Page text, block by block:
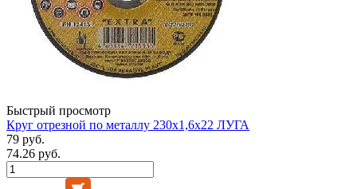
Быстрый просмотр
Круг отрезной по металлу 230х1,6х22 ЛУГА
79 руб.
74.26 руб.